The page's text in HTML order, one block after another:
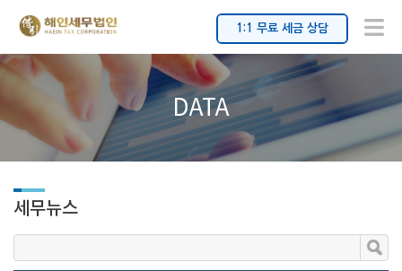
1:1 무료 세금 상담
DATA
세무뉴스